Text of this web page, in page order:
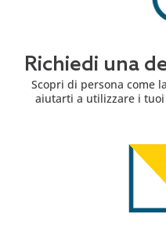
Richiedi una
Scopri di persona come
aiutarti a utilizzare i